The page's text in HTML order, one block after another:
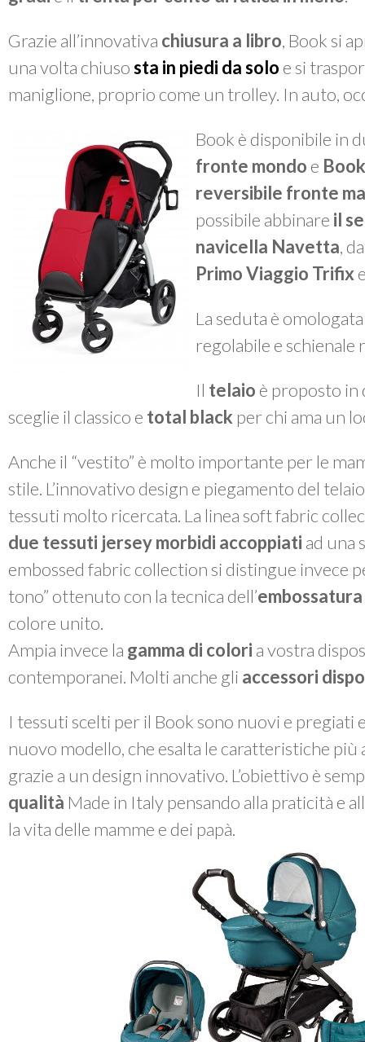
Grazie all’innovativa chiusura a libro, Book si
una volta chiusosta in piedi da solo e si
maniglione, proprio come un trolley. In auto,
Book è disponibile in
fronte mondo e
reversibile fronte
possibile abbinare il
navicella Navetta,
Primo Viaggio Trifix
La seduta è
regolabile e schienale
Il telaio è proposto
sceglie il classico e total black per chi ama un
Anche il “vestito” è molto importante per le
stile. L’innovativo design e piegamento del
tessuti molto ricercata. La linea soft fabric
due tessuti jersey morbidi accoppiati ad una
embossed fabric collection si distingue invece
tono” ottenuto con la tecnica dell’embossatura
colore unito.
Ampia invece la gamma di colori a vostra
contemporanei. Molti anche gli accessori
I tessuti scelti per il Book sono nuovi e pregiati
nuovo modello, che esalta le caratteristiche
grazie a un design innovativo. L’obiettivo è
qualità Made in Italy pensando alla praticità e
la vita delle mamme e dei papà.